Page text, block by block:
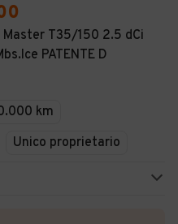
Master T35/150 2.5 dCi
PATENTE D
km
Unico proprietario